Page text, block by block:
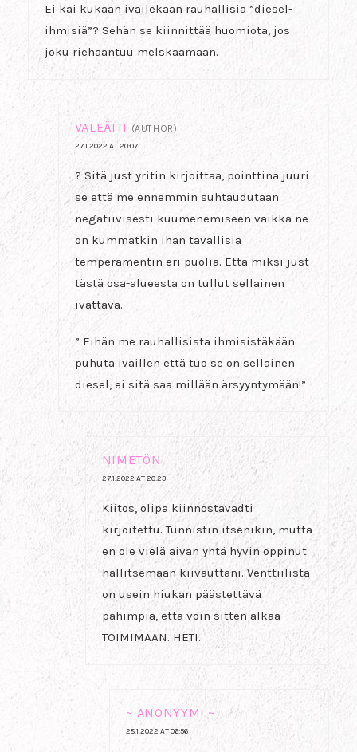
Ei kai kukaan ivailekaan rauhallisia ”diesel-
ihmisiä”? Sehän se kiinnittää huomiota, jos
joku riehaantuu melskaamaan.
VALEÄITI (AUTHOR)
27.1.2022 AT 20:07
? Sitä just yritin kirjoittaa, pointtina juuri
se että me ennemmin suhtaudutaan
negatiivisesti kuumenemiseen vaikka ne
on kummatkin ihan tavallisia
temperamentin eri puolia. Että miksi just
tästä osa-alueesta on tullut sellainen
ivattava.
” Eihän me rauhallisista ihmisistäkään
puhuta ivaillen että tuo se on sellainen
diesel, ei sitä saa millään ärsyyntymään!”
NIMETÖN
27.1.2022 AT 20:23
Kiitos, olipa kiinnostavadti
kirjoitettu. Tunnistin itsenikin, mutta
en ole vielä aivan yhtä hyvin oppinut
hallitsemaan kiivauttani. Venttiilistä
on usein hiukan päästettävä
pahimpia, että voin sitten alkaa
TOIMIMAAN. HETI.
~ ANONYYMI ~
28.1.2022 AT 06:56